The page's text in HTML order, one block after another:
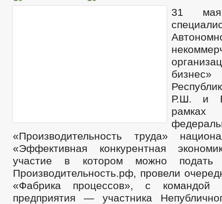
31
Р.Ш. и
«Производительность труда»
«Эффективная конкурентная
участие в котором можно подать
Производительность.рф, провели
«Фабрика процессов», с командой
предприятия — участника